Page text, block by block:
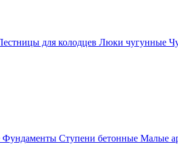
для колодцев Люки чугунные
Фундаменты Ступени бетонные Малые